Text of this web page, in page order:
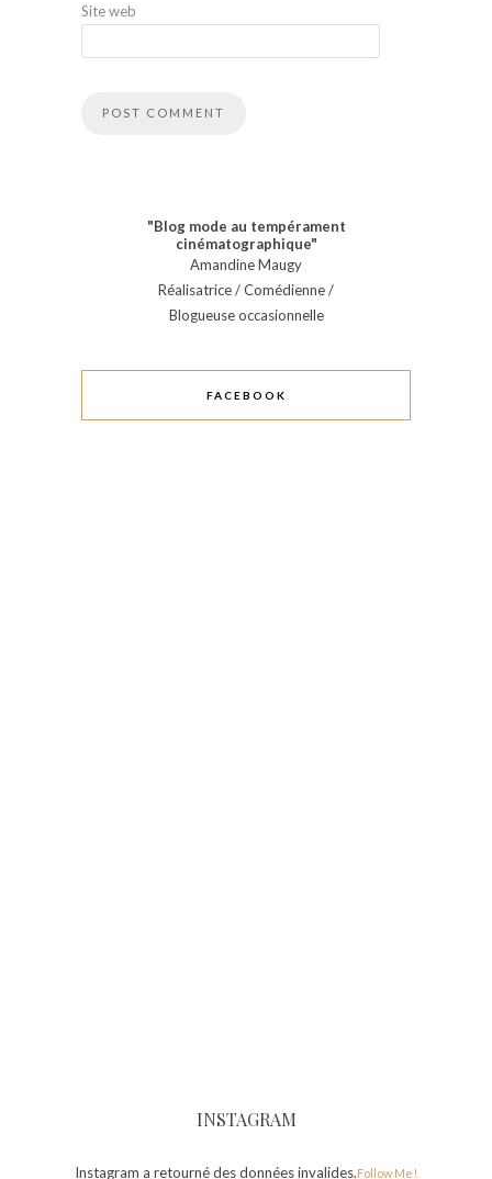
Site web
"Blog mode au tempérament
cinématographique"
Amandine Maugy
Réalisatrice / Comédienne /
Blogueuse occasionnelle
FACEBOOK
INSTAGRAM
Instagram a retourné des données invalides.Follow Me!